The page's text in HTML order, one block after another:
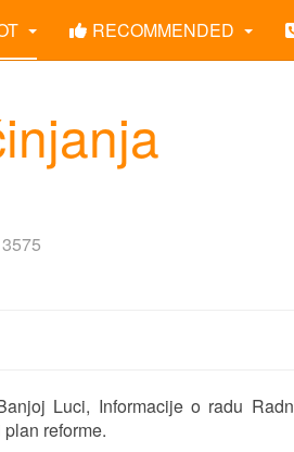
RECOMMENDED
Luci, Informacije o radu
reforme.